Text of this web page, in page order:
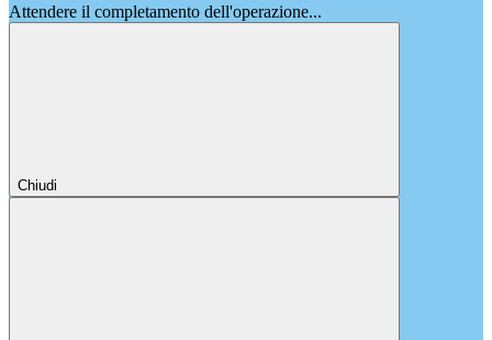
Attendere il completamento dell'operazione...
Chiudi